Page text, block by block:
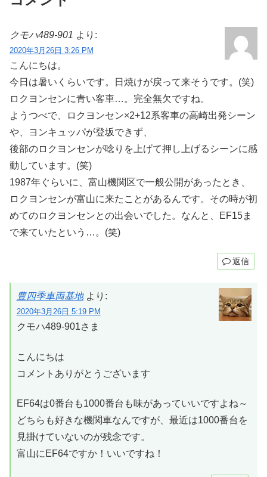
クモハ489-901 より:
2020年3月26日 3:26 PM
こんにちは。
今日は暑いくらいです。日焼けが戻って来そうです。(笑)
ロクヨンセンに青い客車…。完全無欠ですね。
ようつべで、ロクヨンセン×2+12系客車の高崎出発シーン
や、ヨンキュッパが登坂できず、
後部のロクヨンセンが唸りを上げて押し上げるシーンに感
動しています。(笑)
1987年ぐらいに、富山機関区で一般公開があったとき、
ロクヨンセンが富山に来たことがあるんです。その時が初
めてのロクヨンセンとの出会いでした。なんと、EF15ま
で来ていたという…。(笑)
返信
豊四季車両基地 より:
2020年3月26日 5:19 PM
クモハ489-901さま
こんにちは
コメントありがとうございます
EF64は0番台も1000番台も味があっていいですよね～
どちらも好きな機関車なんですが、最近は1000番台を
見掛けていないのが残念です。
富山にEF64ですか！いいですね！